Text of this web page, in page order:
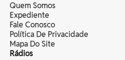
Quem Somos
Expediente
Fale Conosco
Política De Privacidade
Mapa Do Site
Rádios